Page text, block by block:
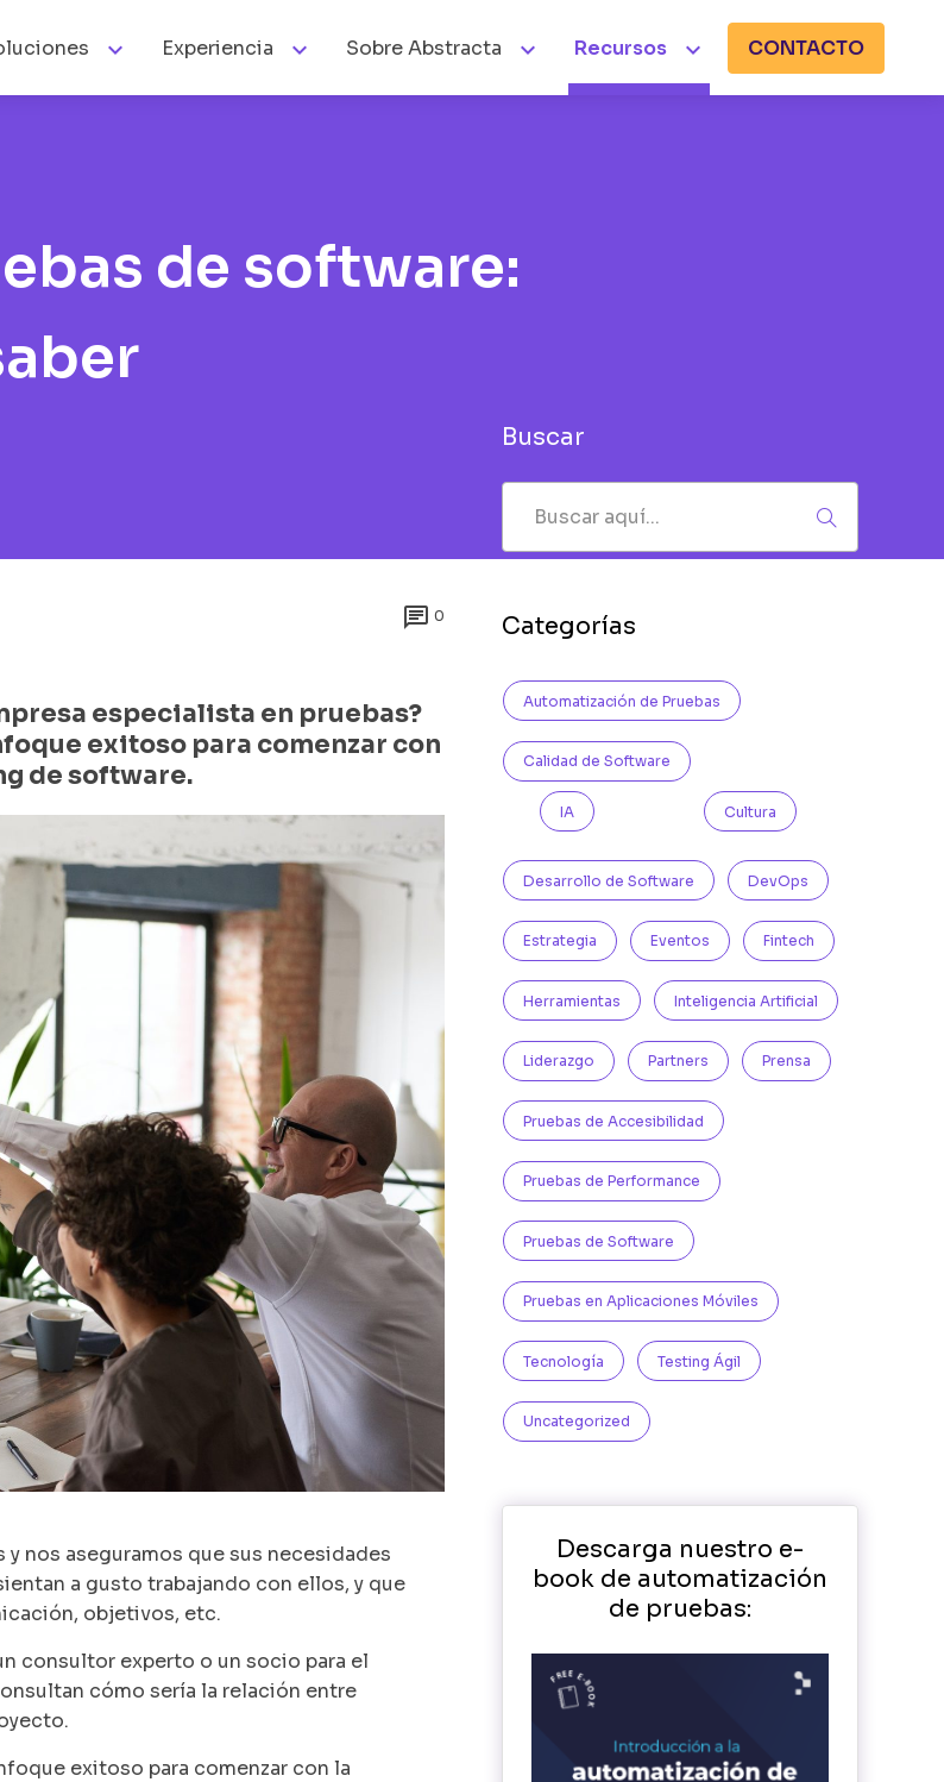
 Experiencia  Sobre Abstracta  Recursos  CONTACTO
de software:
 0
especialista en pruebas?
exitoso para comenzar con
de software.
nos aseguramos que sus necesidades
a gusto trabajando con ellos, y que
objetivos, etc.
consultor experto o un socio para el
cómo sería la relación entre
exitoso para comenzar con la
Buscar
Categorías
Automatización de Pruebas
Calidad de Software
IA Cultura
Desarrollo de Software DevOps
Estrategia Eventos Fintech
Herramientas Inteligencia Artificial
Liderazgo Partners Prensa
Pruebas de Accesibilidad
Pruebas de Performance
Pruebas de Software
Pruebas en Aplicaciones Móviles
Tecnología Testing Ágil
Uncategorized
Descarga nuestro e-
book de automatización
de pruebas: